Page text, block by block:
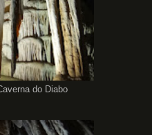
do Diabo